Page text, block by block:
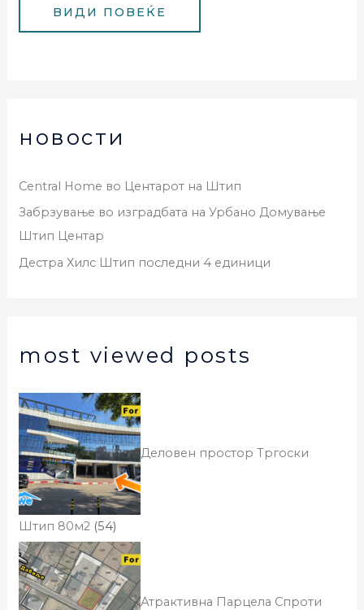
новости
Central Home во Центарот на Штип
Забрзување во изградбата на Урбано Домување
Штип Центар
Дестра Хилс Штип последни 4 единици
most viewed posts
Деловен простор Тргоски
Штип 80м2 (54)
Атрактивна Парцела Спроти